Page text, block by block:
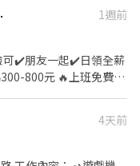
$2400起/日 大支
金$1000 👷🏻介紹獎金
皆可🔥
1週前
800元 🔥上班免費供
+20元 《休假》排休8-
國路/大園區開和路/
4天前